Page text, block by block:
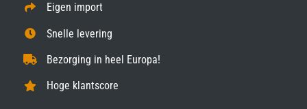
Eigen import
Snelle levering
Bezorging in heel Europa!
Hoge klantscore